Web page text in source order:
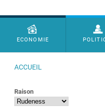
Menu principal
ECONOMIE
ACCUEIL
Raison